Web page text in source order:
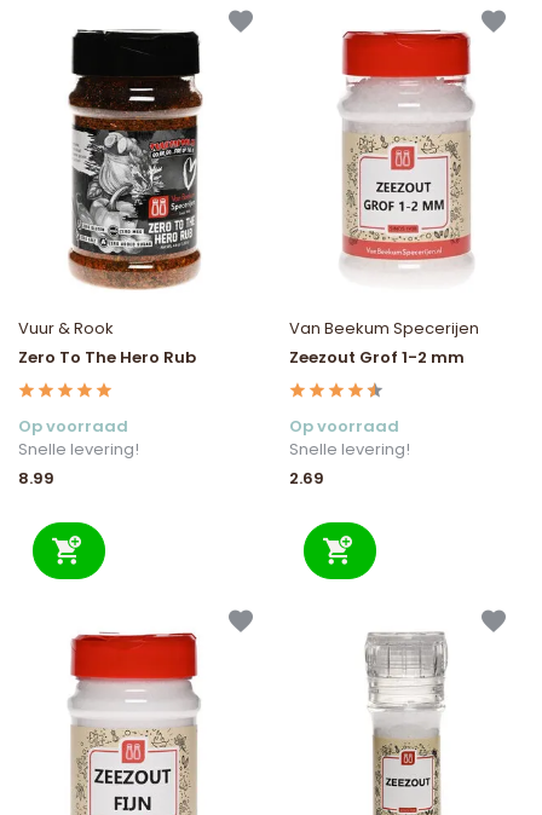
Vuur & Rook
Zero To The Hero Rub
Op voorraad
Snelle levering!
8.99
Van Beekum Specerijen
Zeezout Grof 1-2 mm
Op voorraad
Snelle levering!
2.69